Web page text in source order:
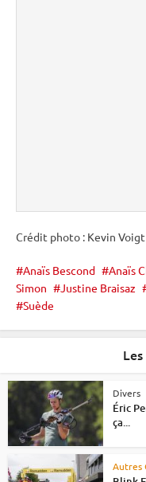
Crédit photo : Kevin Voigt
Anaïs Bescond Anaïs
Simon
Justine Braisaz
Suède
Divers
Éric
ça...
Autres